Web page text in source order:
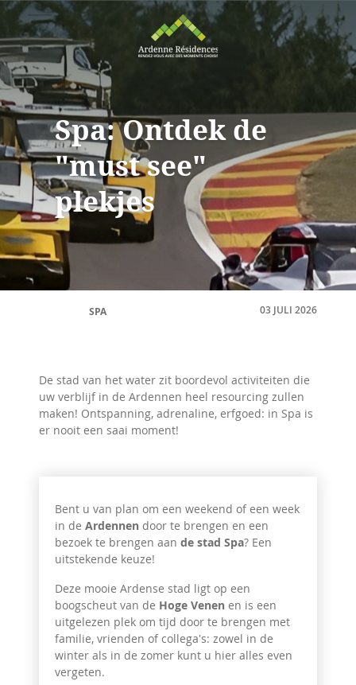
Spa: Ontdek de
"must see"
plekjes
SPA 03 JULI 2026
De stad van het water zit boordevol activiteiten die
uw verblijf in de Ardennen heel resourcing zullen
maken! Ontspanning, adrenaline, erfgoed: in Spa is
er nooit een saai moment!
Bent u van plan om een weekend of een week
in de Ardennen door te brengen en een
bezoek te brengen aan de stad Spa? Een
uitstekende keuze!
Deze mooie Ardense stad ligt op een
boogscheut van de Hoge Venen en is een
uitgelezen plek om tijd door te brengen met
familie, vrienden of collega's: zowel in de
winter als in de zomer kunt u hier alles even
vergeten.